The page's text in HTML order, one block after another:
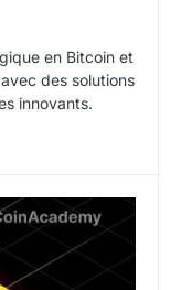
en Bitcoin et
des solutions
innovants.
un ETF